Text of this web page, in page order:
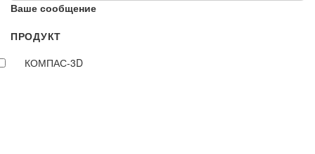
Ваше сообщение
ПРОДУКТ
КОМПАС-3D